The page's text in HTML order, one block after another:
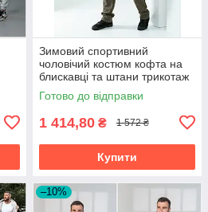
Зимовий спортивний
чоловічий костюм кофта на
блискавці та штани трикотаж
на хутрі розміри батал
Готово до відправки
1 414,80 ₴ 1 572 ₴
Купити
–10%